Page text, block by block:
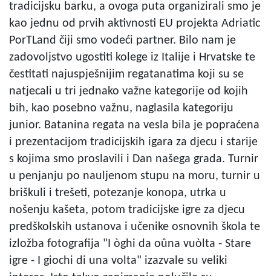
tradicijsku barku, a ovoga puta organizirali smo je
kao jednu od prvih aktivnosti EU projekta Adriatic
PorTLand čiji smo vodeći partner. Bilo nam je
zadovoljstvo ugostiti kolege iz Italije i Hrvatske te
čestitati najuspješnijim regatanatima koji su se
natjecali u tri jednako važne kategorije od kojih
bih, kao posebno važnu, naglasila kategoriju
junior. Batanina regata na vesla bila je popraćena
i prezentacijom tradicijskih igara za djecu i starije
s kojima smo proslavili i Dan našega grada. Turnir
u penjanju po nauljenom stupu na moru, turnir u
briškuli i trešeti, potezanje konopa, utrka u
nošenju kašeta, potom tradicijske igre za djecu
predškolskih ustanova i učenike osnovnih škola te
izložba fotografija "I òghi da oûna vuòlta - Stare
igre - I giochi di una volta" izazvale su veliki